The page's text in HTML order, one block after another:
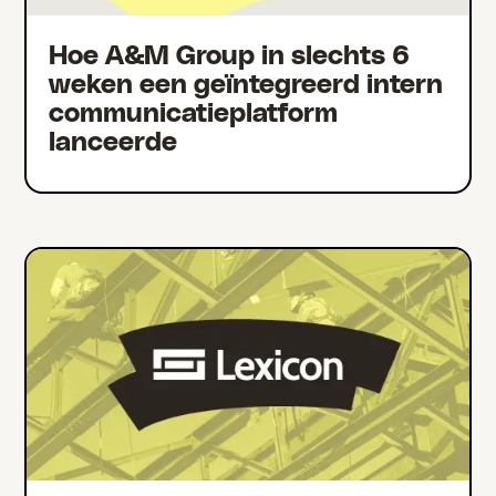
Hoe A&M Group in slechts 6
weken een geïntegreerd intern
communicatieplatform
lanceerde